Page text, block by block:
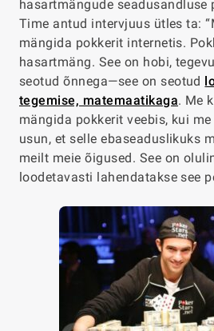
hasartmängude
Time antud intervjuus ütles ta:
mängida pokkerit internetis.
hasartmäng. See on hobi,
seotud õnnega—see on seotud
tegemise, matemaatikaga. Me
mängida pokkerit veebis, kui
usun, et selle ebaseaduslikuks
meilt meie õigused. See on
loodetavasti lahendatakse see